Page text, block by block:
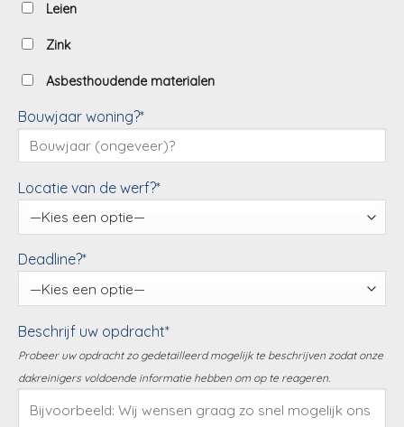
Leien
Zink
Asbesthoudende materialen
Bouwjaar woning?*
Locatie van de werf?*
Deadline?*
Beschrijf uw opdracht*
Probeer uw opdracht zo gedetailleerd mogelijk te beschrijven zodat onze
dakreinigers voldoende informatie hebben om op te reageren.